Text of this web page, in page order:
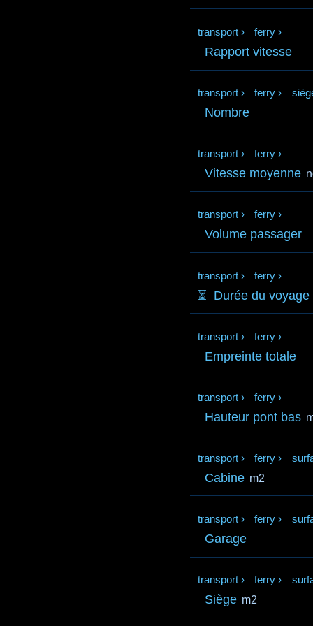
transport › ferry ›
Rapport vitesse
transport › ferry ›
Nombre
transport › ferry ›
Vitesse moyenne
transport › ferry ›
Volume passager
transport › ferry ›
⏳️ Durée du voyage
transport › ferry ›
Empreinte totale
transport › ferry ›
Hauteur pont bas
transport › ferry ›
Cabine m2
transport › ferry ›
Garage
transport › ferry ›
Siège m2